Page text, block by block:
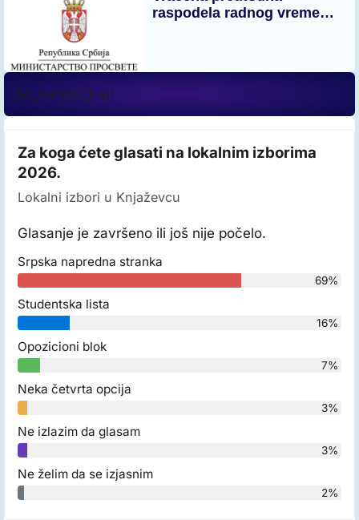
raspodela radnog vreme…
[kl_kursna_top]
Za koga ćete glasati na lokalnim izborima
2026.
Lokalni izbori u Knjaževcu
Glasanje je završeno ili još nije počelo.
Srpska napredna stranka
69%
Studentska lista
16%
Opozicioni blok
7%
Neka četvrta opcija
3%
Ne izlazim da glasam
3%
Ne želim da se izjasnim
2%